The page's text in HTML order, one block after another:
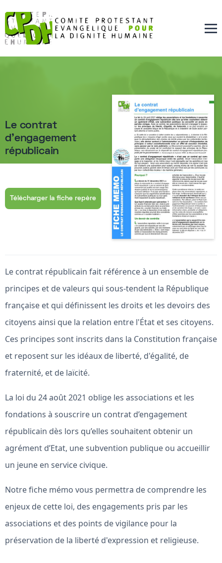
Le contrat
d'engagement
républicain
Télécharger la fiche repère
Le contrat républicain fait référence à un ensemble de
principes et de valeurs qui sous-tendent la République
française et qui définissent les droits et les devoirs des
citoyens ainsi que la relation entre l'État et ses citoyens.
Ces principes sont inscrits dans la Constitution française
et reposent sur les idéaux de liberté, d'égalité, de
fraternité, et de laïcité.
La loi du 24 août 2021 oblige les associations et les
fondations à souscrire un contrat d’engagement
républicain dès lors qu’elles souhaitent obtenir un
agrément d’Etat, une subvention publique ou accueillir
un jeune en service civique.
Notre fiche mémo vous permettra de comprendre les
enjeux de cette loi, des engagements pris par les
associations et des points de vigilance pour la
préservation de la liberté d'expression et religieuse.